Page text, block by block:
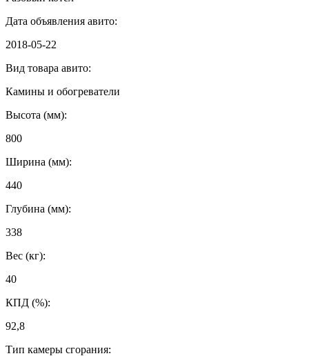
Дата объявления авито:
2018-05-22
Вид товара авито:
Камины и обогреватели
Высота (мм):
800
Ширина (мм):
440
Глубина (мм):
338
Вес (кг):
40
КПД (%):
92,8
Тип камеры сгорания: